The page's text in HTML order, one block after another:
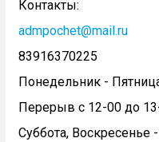
Контакты:
admpochet@mail.ru
83916370225
Понедельник -
Перерыв с 12-00 до
Суббота,